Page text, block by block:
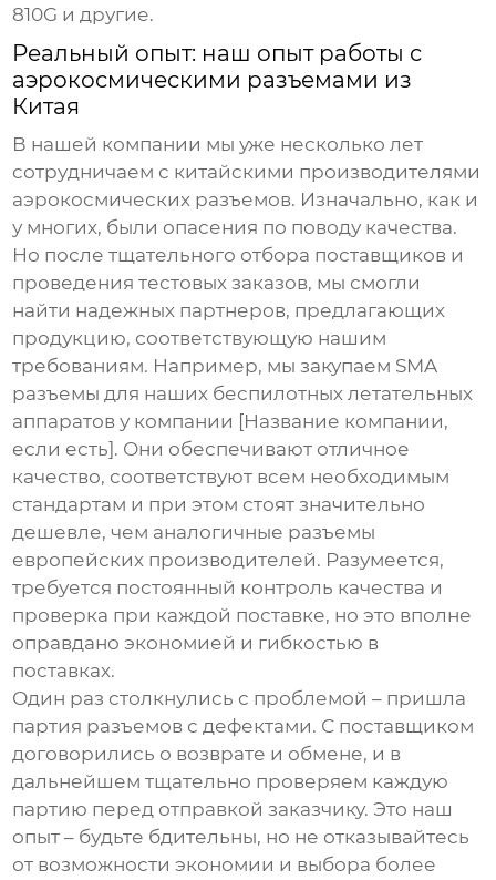
810G и другие.
Реальный опыт: наш опыт работы с
аэрокосмическими разъемами из
Китая
В нашей компании мы уже несколько лет
сотрудничаем с китайскими производителями
аэрокосмических разъемов. Изначально, как и
у многих, были опасения по поводу качества.
Но после тщательного отбора поставщиков и
проведения тестовых заказов, мы смогли
найти надежных партнеров, предлагающих
продукцию, соответствующую нашим
требованиям. Например, мы закупаем SMA
разъемы для наших беспилотных летательных
аппаратов у компании [Название компании,
если есть]. Они обеспечивают отличное
качество, соответствуют всем необходимым
стандартам и при этом стоят значительно
дешевле, чем аналогичные разъемы
европейских производителей. Разумеется,
требуется постоянный контроль качества и
проверка при каждой поставке, но это вполне
оправдано экономией и гибкостью в
поставках.
Один раз столкнулись с проблемой – пришла
партия разъемов с дефектами. С поставщиком
договорились о возврате и обмене, и в
дальнейшем тщательно проверяем каждую
партию перед отправкой заказчику. Это наш
опыт – будьте бдительны, но не отказывайтесь
от возможности экономии и выбора более